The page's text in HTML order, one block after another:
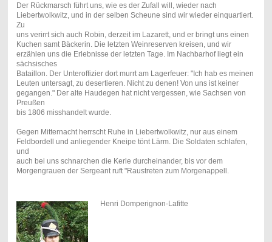
Der Rückmarsch führt uns, wie es der Zufall will, wieder nach
Liebertwolkwitz, und in der selben Scheune sind wir wieder einquartiert.
Zu
uns verirrt sich auch Robin, derzeit im Lazarett, und er bringt uns einen
Kuchen samt Bäckerin. Die letzten Weinreserven kreisen, und wir
erzählen uns die Erlebnisse der letzten Tage. Im Nachbarhof liegt ein
sächsisches
Bataillon. Der Unteroffizier dort murrt am Lagerfeuer: "Ich hab es meinen
Leuten untersagt, zu desertieren. Nicht zu denen! Von uns ist keiner
gegangen." Der alte Haudegen hat nicht vergessen, wie Sachsen von
Preußen
bis 1806 misshandelt wurde.
Gegen Mitternacht herrscht Ruhe in Liebertwolkwitz, nur aus einem
Feldbordell und anliegender Kneipe tönt Lärm. Die Soldaten schlafen,
und
auch bei uns schnarchen die Kerle durcheinander, bis vor dem
Morgengrauen der Sergeant ruft "Raustreten zum Morgenappell.
Henri Domperignon-Lafitte